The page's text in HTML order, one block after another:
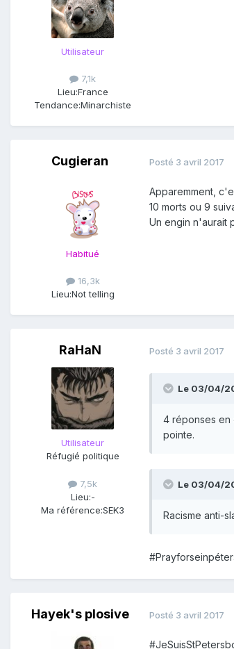
Utilisateur
7,1k
Lieu:France
Tendance:Minarchiste
Cugieran
Habitué
16,3k
Lieu:Not telling
Posté 3 avril 2017
Apparemment,
10 morts ou 9
Un engin n'aurait
RaHaN
Utilisateur
Réfugié politique
7,5k
Lieu:-
Ma référence:SEK3
Posté 3 avril 2017
Le 03/04/
4 réponses en
pointe.
Le 03/04/
Racisme anti-
Hayek's plosive Posté 3 avril 2017